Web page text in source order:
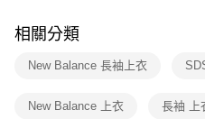
※ 交易是否成功請以「AFTEE先享後
是否繳費成功／繳費後需取消欲退款
客戶支援中心」 https://
１．透過由恩沛科技股份有限公司提
相關分類
New Balance 長袖上衣
New Balance 上衣 長袖 上